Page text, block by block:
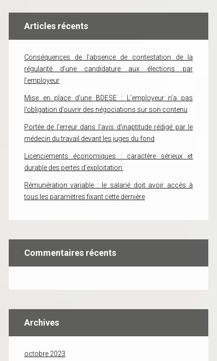
Articles récents
Conséquences de l’absence de contestation de la
régularité d’une candidature aux élections par
l’employeur
Mise en place d’une BDESE : L’employeur n’a pas
l’obligation d’ouvrir des négociations sur son contenu
Portée de l’erreur dans l’avis d’inaptitude rédigé par le
médecin du travail devant les juges du fond
Licenciements économiques : caractère sérieux et
durable des pertes d’exploitation
Rémunération variable : le salarié doit avoir accès à
tous les paramètres fixant cette dernière
Commentaires récents
Archives
octobre 2023